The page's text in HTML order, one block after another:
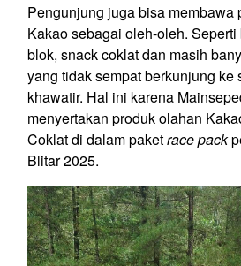
Pengunjung juga bisa membawa
Kakao sebagai oleh-oleh.
blok, snack coklat dan masih
yang tidak sempat berkunjung ke
khawatir. Hal ini karena
menyertakan produk olahan
Coklat di dalam paketrace pack
Blitar 2025.